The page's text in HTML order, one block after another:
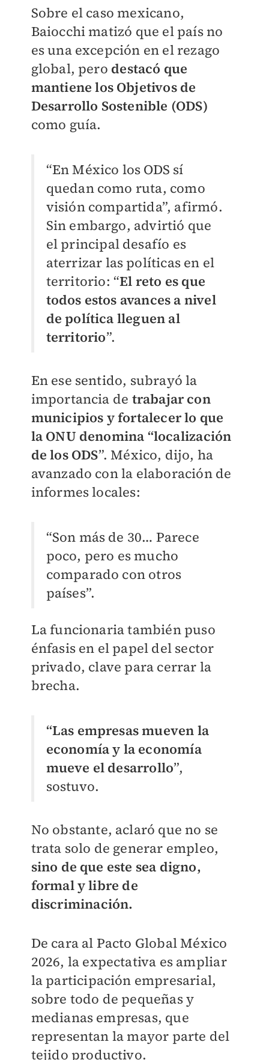
Sobre el caso mexicano,
Baiocchi matizó que el país no
es una excepción en el rezago
global, pero destacó que
mantiene los Objetivos de
Desarrollo Sostenible (ODS)
como guía.
“En México los ODS sí
quedan como ruta, como
visión compartida”, afirmó.
Sin embargo, advirtió que
el principal desafío es
aterrizar las políticas en el
territorio: “El reto es que
todos estos avances a nivel
de política lleguen al
territorio”.
En ese sentido, subrayó la
importancia de trabajar con
municipios y fortalecer lo que
la ONU denomina “localización
de los ODS”. México, dijo, ha
avanzado con la elaboración de
informes locales:
“Son más de 30… Parece
poco, pero es mucho
comparado con otros
países”.
La funcionaria también puso
énfasis en el papel del sector
privado, clave para cerrar la
brecha.
“Las empresas mueven la
economía y la economía
mueve el desarrollo”,
sostuvo.
No obstante, aclaró que no se
trata solo de generar empleo,
sino de que este sea digno,
formal y libre de
discriminación.
De cara al Pacto Global México
2026, la expectativa es ampliar
la participación empresarial,
sobre todo de pequeñas y
medianas empresas, que
representan la mayor parte del
tejido productivo.